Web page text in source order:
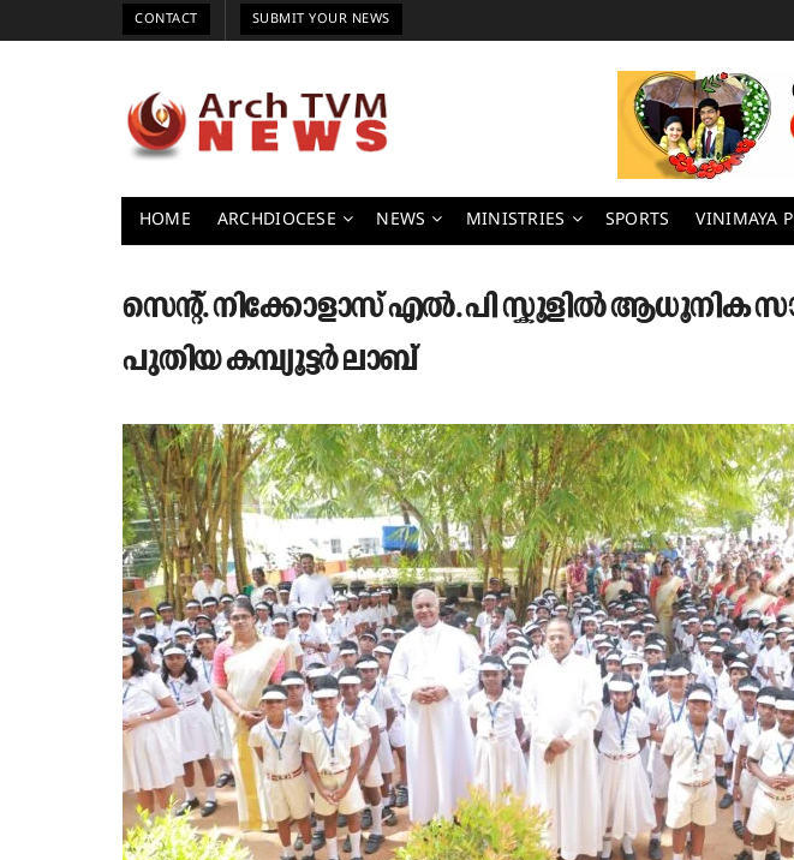
CONTACT SUBMIT YOUR NEWS
HOME ARCHDIOCESE NEWS MINISTRIES SPORTS VINIMAYA
സെന്റ്. നിക്കോളാസ് എൽ. പി സ്കൂളിൽ ആധൂനിക
പുതിയ കമ്പ്യൂട്ടർ ലാബ്